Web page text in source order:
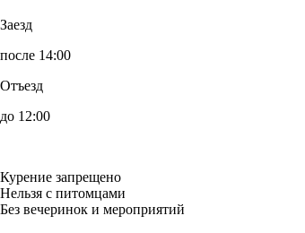
Заезд
после 14:00
Отъезд
до 12:00
Курение запрещено
Нельзя с питомцами
Без вечеринок и мероприятий